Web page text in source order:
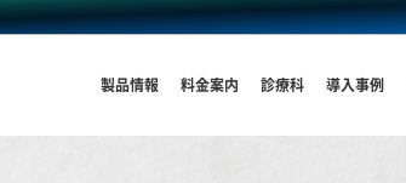
製品情報 料金案内 診療科 導入事例